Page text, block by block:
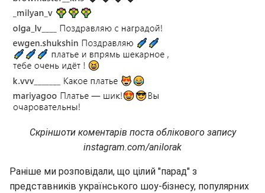
Скріншоти коментарів поста облікового запису
instagram.com/anilorak
Раніше ми розповідали, що цілий "парад" з
представників українського шоу-бізнесу, популярних